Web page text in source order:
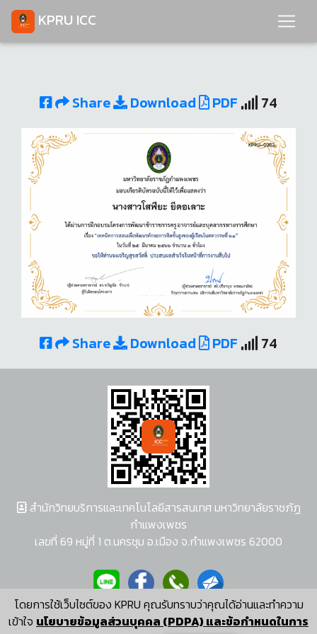
KPRU ICC
Share Download PDF 74
Share Download PDF 74
โดยการใช้เว็บไซต์ของ KPRU คุณรับทราบว่าคุณได้อ่านและทำความ
เข้าใจ นโยบายข้อมูลส่วนบุคคล (PDPA) และข้อกำหนดในการ
สำนักวิทยบริการและเทคโนโลยีสารสนเทศ มหาวิทยาลัยราชภัฏ
กำแพงเพชร
เลขที่ 69 หมู่ที่ 1 ต.นครชุม อ.เมือง จ.กำแพงเพชร 62000
ผู้พัฒนาระบบ อนุชา พวงผกา